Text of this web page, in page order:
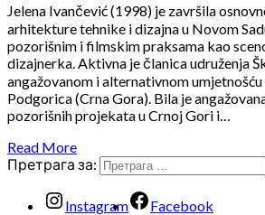
Jelena Ivančević (1998) je završila
arhitekture tehnike i dizajna u Novom
pozorišnim i filmskim praksama kao
dizajnerka. Aktivna je članica udruženja
angažovanom i alternativnom
Podgorica (Crna Gora). Bila je
pozorišnih projekata u Crnoj Gori i…
Read More
Претрага за:
Instagram Facebook